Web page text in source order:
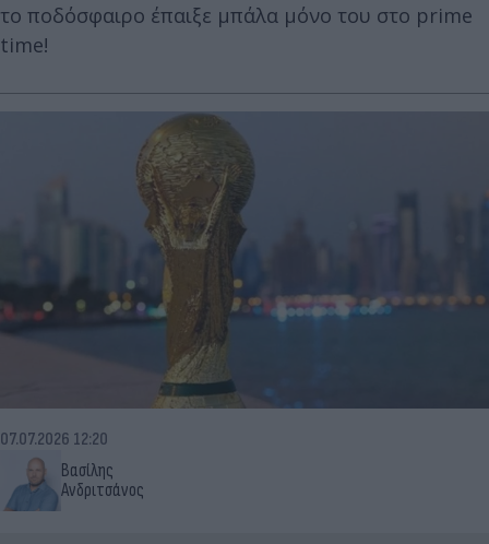
το ποδόσφαιρο έπαιξε μπάλα μόνο του στο prime
time!
Βασίλης
Ανδριτσάνος
07.07.2026 12:20